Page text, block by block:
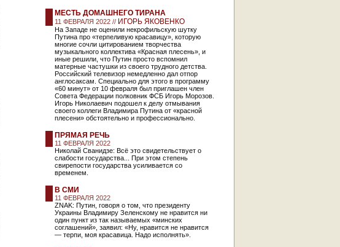
МЕСТЬ ДОМАШНЕГО ТИРАНА
11 ФЕВРАЛЯ 2022 // ИГОРЬ ЯКОВЕНКО
На Западе не оценили некрофильскую шутку
Путина про «терпеливую красавицу», которую
многие сочли цитированием творчества
музыкального коллектива «Красная плесень», и
иные решили, что Путин просто вспомнил
матерные частушки из своего трудного детства.
Российский телевизор немедленно дал отпор
англосаксам. Специально для этого в программу
«60 минут» от 10 февраля был приглашен член
Совета Федерации полковник ФСБ Игорь Морозов.
Игорь Николаевич подошел к делу отмывания
своего коллеги Владимира Путина от «красной
плесени» обстоятельно и профессионально.
ПРЯМАЯ РЕЧЬ
11 ФЕВРАЛЯ 2022
Николай Сванидзе: Всё это свидетельствует о
слабости государства... При этом степень
свирепости государства усиливается со
временем.
В СМИ
11 ФЕВРАЛЯ 2022
ZNAK: Путин, говоря о том, что президенту
Украины Владимиру Зеленскому не нравится ни
один пункт из так называемых «минских
соглашений», заявил: «Ну, нравится не нравится
— терпи, моя красавица. Надо исполнять».